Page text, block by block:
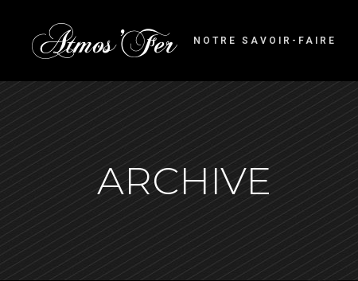
NOTRE SAVOIR-FAIRE
ARCHIVE